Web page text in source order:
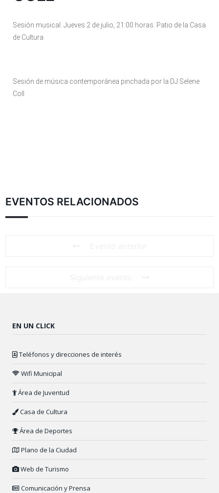
Sesión musical. Jueves 2 de julio, 21:00 horas. Patio de la Casa
de Cultura
Sesión de música contemporánea pinchada por la DJ Selene
Coll
EVENTOS RELACIONADOS
EN UN CLICK
Teléfonos y direcciones de interés
Wifi Municipal
Área de Juventud
Casa de Cultura
Área de Deportes
Plano de la Ciudad
Web de Turismo
Comunicación y Prensa